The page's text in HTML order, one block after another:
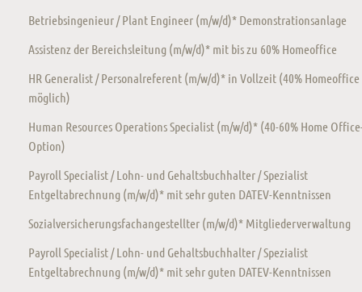
Betriebsingenieur / Plant Engineer (m/w/d)* Demonstrationsanlage
Assistenz der Bereichsleitung (m/w/d)* mit bis zu 60% Homeoffice
HR Generalist / Personalreferent (m/w/d)* in Vollzeit (40% Homeoffice
möglich)
Human Resources Operations Specialist (m/w/d)* (40-60% Home
Option)
Payroll Specialist / Lohn- und Gehaltsbuchhalter / Spezialist
Entgeltabrechnung (m/w/d)* mit sehr guten DATEV-Kenntnissen
Sozialversicherungsfachangestellter (m/w/d)* Mitgliederverwaltung
Payroll Specialist / Lohn- und Gehaltsbuchhalter / Spezialist
Entgeltabrechnung (m/w/d)* mit sehr guten DATEV-Kenntnissen